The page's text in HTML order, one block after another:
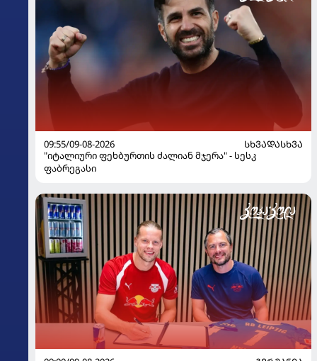
09:55/09-08-2026
ᲡᲮᲕᲐᲓᲐᲡᲮᲕᲐ
"იტალიური ფეხბურთის ძალიან მჯერა" - სესკ
ფაბრეგასი